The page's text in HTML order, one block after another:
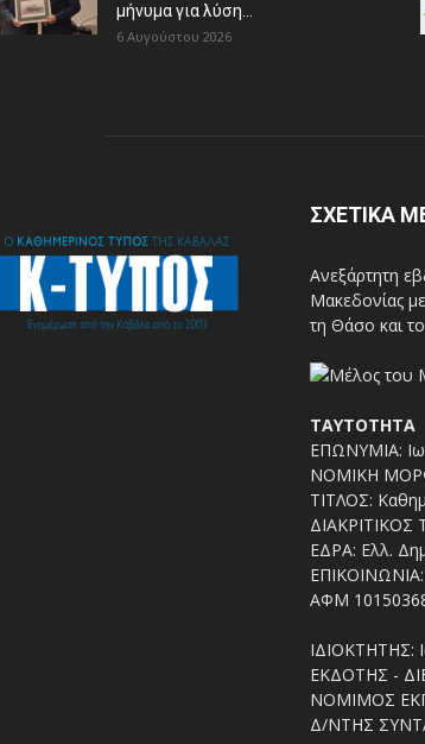
μήνυμα για λύση...
6 Αυγούστου 2026
ΣΧΕΤΙΚΑ
Ανεξάρτητη
Μακεδονίας
τη Θάσο και
ΤΑΥΤΟΤΗΤΑ
ΕΠΩΝΥΜΙΑ:
ΝΟΜΙΚΗ
ΤΙΤΛΟΣ:
ΔΙΑΚΡΙΤΙΚΟΣ
ΕΔΡΑ: Ελλ.
ΑΦΜ
ΙΔΙΟΚΤΗΤΗΣ:
ΕΚΔΟΤΗΣ -
ΝΟΜΙΜΟΣ
Δ/ΝΤΗΣ